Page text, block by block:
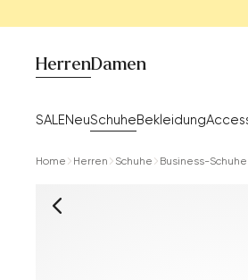
Herren
SALENeuSchuheBekleidung
Damen
Home Herren Schuhe Business-Schuhe